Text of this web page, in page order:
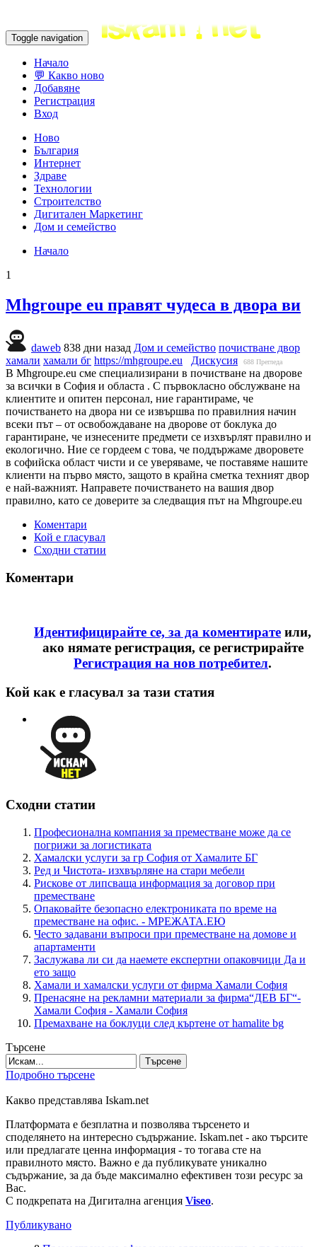
Toggle navigation
Начало
💬 Какво ново
Добавяне
Регистрация
Вход
Ново
България
Интернет
Здраве
Технологии
Строителство
Дигитален Маркетинг
Дом и семейство
Начало
1
Mhgroupe eu правят чудеса в двора ви
daweb 838 дни назад Дом и семейство почистване двор
хамали хамали бг https://mhgroupe.eu Дискусия 688 Прегледа
В Mhgroupe.eu сме специализирани в почистване на дворове
за всички в София и областа . С първокласно обслужване на
клиентите и опитен персонал, ние гарантираме, че
почистването на двора ни се извършва по правилния начин
всеки път – от освобождаване на дворове от боклука до
гарантиране, че изнесените предмети се изхвърлят правилно и
екологично. Ние се гордеем с това, че поддържаме дворовете
в софийска област чисти и се уверяваме, че поставяме нашите
клиенти на първо място, защото в крайна сметка техният двор
е най-важният. Направете почистването на вашия двор
правилно, като се доверите за следващия път на Mhgroupe.eu
Коментари
Кой е гласувал
Сходни статии
Коментари
Идентифицирайте се, за да коментирате или,
ако нямате регистрация, се регистрирайте
Регистрация на нов потребител.
Кой как е гласувал за тази статия
Сходни статии
Професионална компания за преместване може да се
погрижи за логистиката
Хамалски услуги за гр София от Хамалите БГ
Ред и Чистота- изхвърляне на стари мебели
Рискове от липсваща информация за договор при
преместване
Опаковайте безопасно електрониката по време на
преместване на офис. - МРЕЖАТА.ЕЮ
Често задавани въпроси при преместване на домове и
апартаменти
Заслужава ли си да наемете експертни опаковчици Да и
ето защо
Хамали и хамалски услуги от фирма Хамали София
Пренасяне на рекламни материали за фирма“ДЕВ БГ“-
Хамали София - Хамали София
Премахване на боклуци след къртене от hamalite bg
Търсене
Търсене
Подробно търсене
Какво представлява Iskam.net
Платформата е безплатна и позволява търсенето и
споделянето на интересно съдържание. Iskam.net - ако търсите
или предлагате ценна информация - то тогава сте на
правилното място. Важно е да публикувате уникално
съдържание, за да бъде максимално ефективен този ресурс за
Вас.
С подкрепата на Дигитална агенция Viseo.
Публикувано